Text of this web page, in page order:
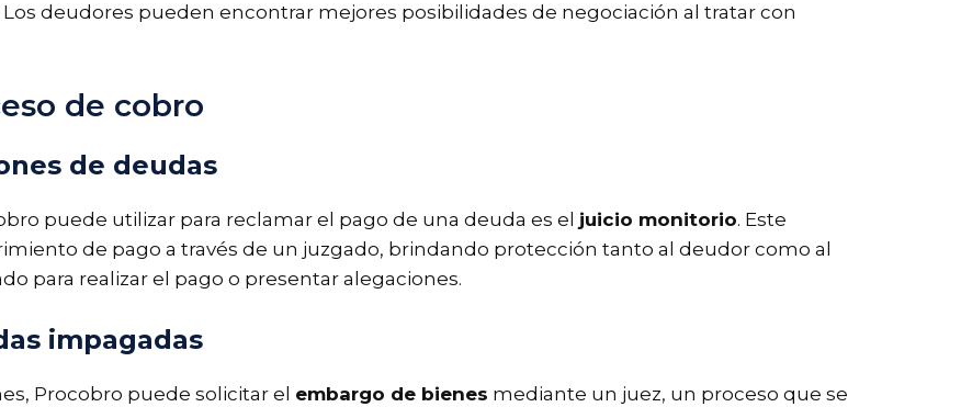
Los deudores pueden encontrar mejores posibilidades de negociación al tratar con
de cobro
de deudas
puede utilizar para reclamar el pago de una deuda es el juicio monitorio. Este
de pago a través de un juzgado, brindando protección tanto al deudor como al
para realizar el pago o presentar alegaciones.
impagadas
Procobro puede solicitar el embargo de bienes mediante un juez, un proceso que se